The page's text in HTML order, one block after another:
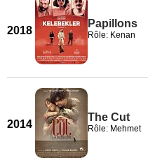
2018
Papillons
Rôle: Kenan
2014
The Cut
Rôle: Mehmet